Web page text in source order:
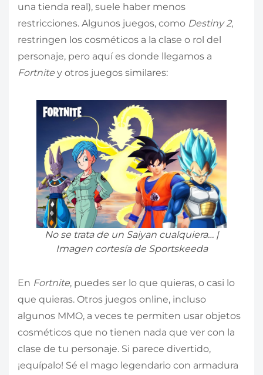
una tienda real), suele haber menos
restricciones. Algunos juegos, como Destiny 2,
restringen los cosméticos a la clase o rol del
personaje, pero aquí es donde llegamos a
Fortnite y otros juegos similares:
No se trata de un Saiyan cualquiera… |
Imagen cortesía de Sportskeeda
En Fortnite, puedes ser lo que quieras, o casi lo
que quieras. Otros juegos online, incluso
algunos MMO, a veces te permiten usar objetos
cosméticos que no tienen nada que ver con la
clase de tu personaje. Si parece divertido,
¡equípalo! Sé el mago legendario con armadura